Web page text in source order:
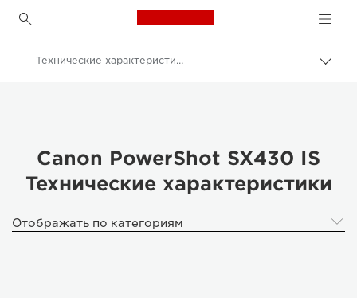
Canon Logo, back to
PowerShot SX430 IS
Технические характеристики
Canon PowerShot SX430 IS
Технические характеристики
Отображать по категориям